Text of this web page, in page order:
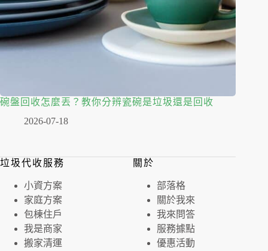
碗盤回收怎麼丟？教你分辨瓷碗是垃圾還是回收
2026-07-18
垃圾代收服務
⼩資⽅案
家庭⽅案
包棟住戶
我是商家
搬家清運
關於
部落格
關於我來
我來問答
服務據點
優惠活動